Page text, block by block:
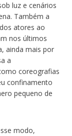
luz e cenários
Também a
atores ao
nos últimos
ainda mais por
a
coreografias
confinamento
pequeno de
modo,